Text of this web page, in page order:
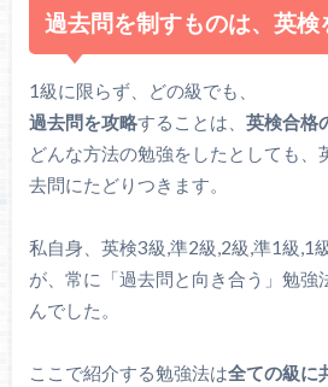
過去問を制すものは、英検
1級に限らず、どの級でも、
過去問を攻略することは、 英検合格
どんな方法の勉強をしたとしても、
去問にたどりつきます。
私自身、英検3級,準2級,2級,準1級,1
が、常に「過去問と向き合う」勉強
んでした。
ここで紹介する勉強法は全ての級に